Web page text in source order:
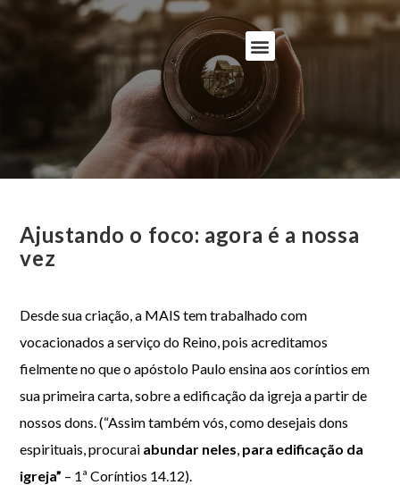
Ajustando o foco: agora é a nossa
vez
Desde sua criação, a MAIS tem trabalhado com
vocacionados a serviço do Reino, pois acreditamos
fielmente no que o apóstolo Paulo ensina aos coríntios em
sua primeira carta, sobre a edificação da igreja a partir de
nossos dons. (“Assim também vós, como desejais dons
espirituais, procurai abundar neles, para edificação da
igreja” – 1ª Coríntios 14.12).